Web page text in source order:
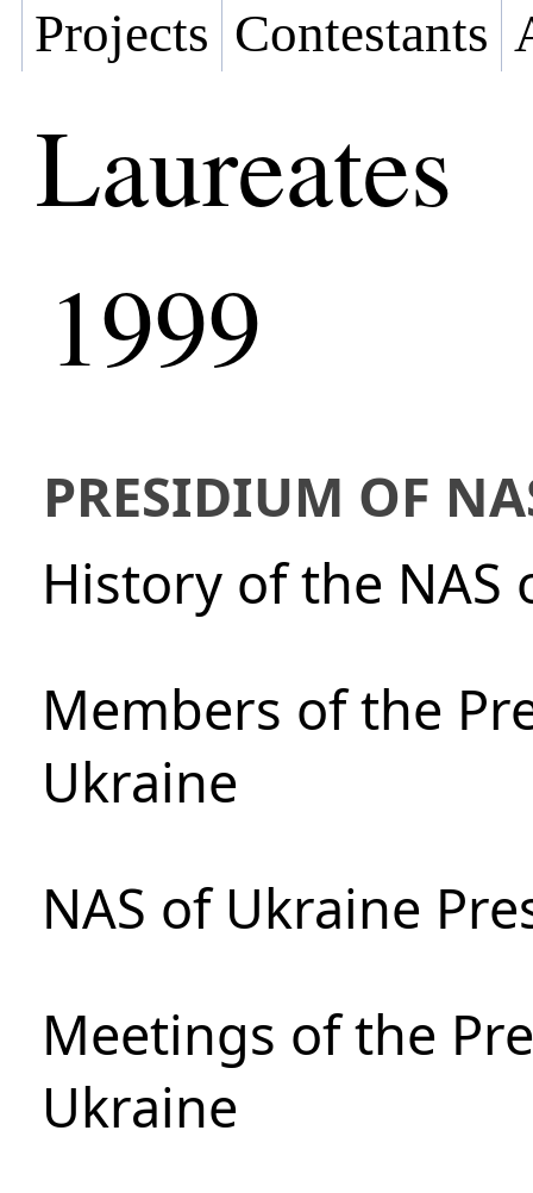
Projects Contestants
Laureates
1999
PRESIDIUM OF
History of the NAS
Members of the
Ukraine
NAS of Ukraine
Meetings of the
Ukraine